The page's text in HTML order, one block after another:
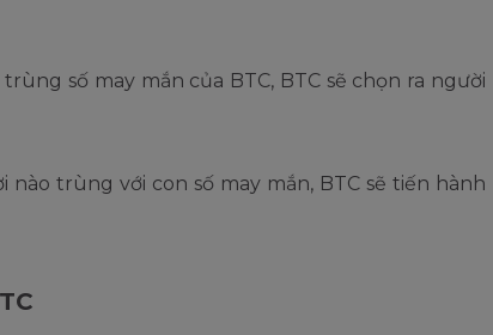
số may mắn của BTC, BTC sẽ chọn ra người
trùng với con số may mắn, BTC sẽ tiến hành